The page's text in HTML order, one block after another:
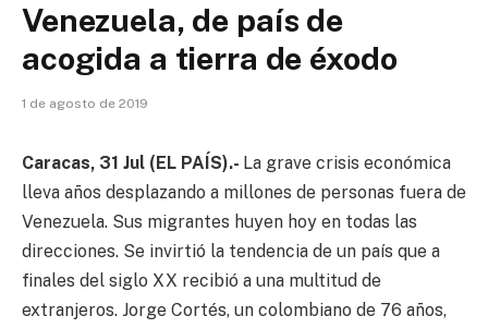
Venezuela, de país de
acogida a tierra de éxodo
1 de agosto de 2019
Caracas, 31 Jul (EL PAÍS).- La grave crisis económica
lleva años desplazando a millones de personas fuera de
Venezuela. Sus migrantes huyen hoy en todas las
direcciones. Se invirtió la tendencia de un país que a
finales del siglo XX recibió a una multitud de
extranjeros. Jorge Cortés, un colombiano de 76 años,